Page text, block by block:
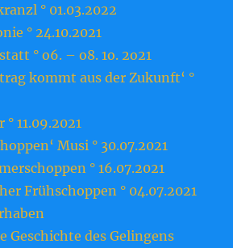
° 01.03.2022
° 24.10.2021
° o6. – o8. 1o. 2o21
kommt aus der Zukunft‘ °
11.09.2021
Musi ° 30.07.2021
° 16.07.2021
Frühschoppen ° 04.07.2021
Geschichte des Gelingens